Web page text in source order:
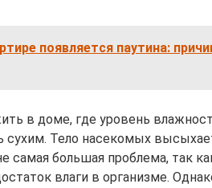
появляется паутина:
в доме, где уровень
сухим. Тело насекомых
самая большая проблема, так
влаги в организме.